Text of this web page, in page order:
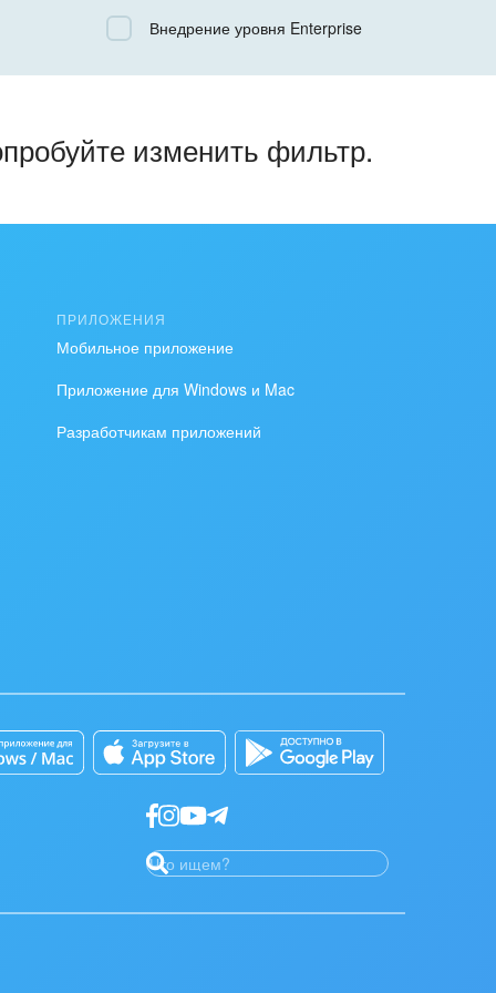
ВсеВнедрение уровня Enterprise
изменить фильтр.
ПРИЛОЖЕНИЯ
Мобильное приложение
Приложение для Windows и Mac
Разработчикам приложений